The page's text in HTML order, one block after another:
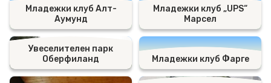
Младежки клуб Алт-
Аумунд
Младежки клуб „UPS“
Марсел
Увеселителен парк
Оберфиланд
Младежки клуб Фарге